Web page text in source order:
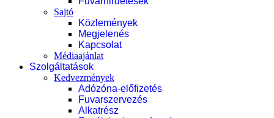
Sajtó
Közlemények
Megjelenés
Kapcsolat
Médiaajánlat
Szolgáltatások
Kedvezmények
Adózóna-előfizetés
Fuvarszervezés
Alkatrész